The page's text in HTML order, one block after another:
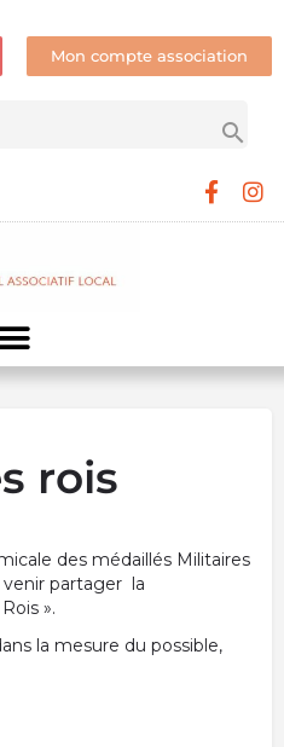
Mon compte association
rois
des médaillés Militaires
partager la
».
la mesure du possible,